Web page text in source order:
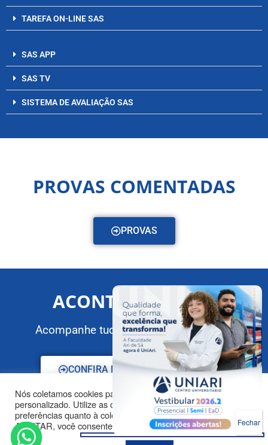
TAREFA ON-LINE SAS
SAS APP
SAS TV
SISTEMA DE AVALIAÇÃO SAS
PROVAS COMENTADAS
PROVAS
ACONTECE NO ARI
Acompanhe tudo que acontece no ARI.
CONFIRA NOSSAS CONQUISTAS
Nós coletamos cookies para oferecer um serviço
personalizado. Utilize as opções ao lado para configurar suas
preferências quanto à coleta de cookies. Clicando em
ACEITAR, você consente o uso de todos os cookies.